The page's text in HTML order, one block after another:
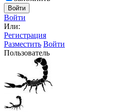
Войти
Войти
Или:
Регистрация
Разместить Войти
Пользователь